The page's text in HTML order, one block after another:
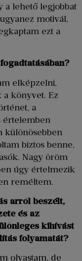
a lehető legjobbat
motivál,
ezt a
elképzelni,
a könyvet. Ez
a
értelemben
különösebben
biztos benne,
Nagy öröm
úgy értelmezik
reméltem.
arról beszélt,
és az
kihívást
folyamatát?
olvastam, de